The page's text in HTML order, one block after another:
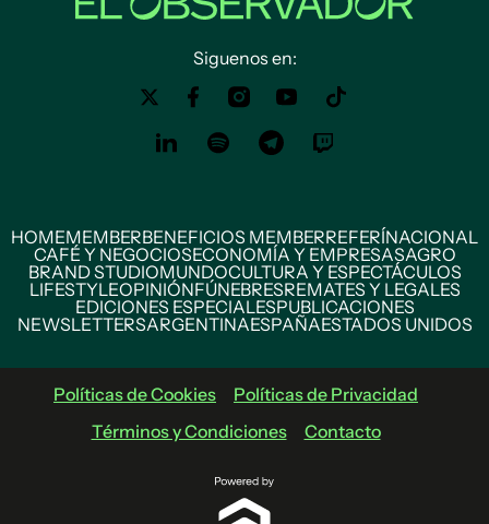
Siguenos en:
HOMEMEMBERBENEFICIOS MEMBERREFERÍNACIONAL
CAFÉ Y NEGOCIOSECONOMÍA Y EMPRESASAGRO
BRAND STUDIOMUNDOCULTURA Y ESPECTÁCULOS
LIFESTYLEOPINIÓNFÚNEBRESREMATES Y LEGALES
EDICIONES ESPECIALESPUBLICACIONES
NEWSLETTERSARGENTINAESPAÑAESTADOS UNIDOS
Políticas de Cookies
Políticas de Privacidad
Términos y Condiciones
Contacto